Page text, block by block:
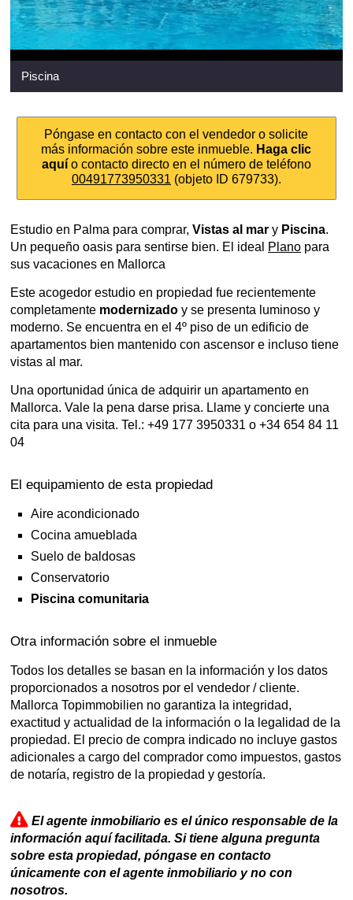
Piscina
Póngase en contacto con el vendedor o solicite
más información sobre este inmueble. Haga clic
aquío contacto directo en el número de teléfono
00491773950331 (objeto ID 679733).
Estudio en Palma para comprar, Vistas al mar y Piscina.
Un pequeño oasis para sentirse bien. El ideal
Plano para
sus vacaciones en Mallorca
Este acogedor estudio en propiedad fue recientemente
completamente modernizado y se presenta luminoso y
moderno. Se encuentra en el 4º piso de un edificio de
apartamentos bien mantenido con ascensor e incluso tiene
vistas al mar.
Una oportunidad única de adquirir un apartamento en
Mallorca. Vale la pena darse prisa. Llame y concierte una
cita para una visita. Tel.: +49 177 3950331 o +34 654 84 11
04
El equipamiento de esta propiedad
Aire acondicionado
Cocina amueblada
Suelo de baldosas
Conservatorio
Piscina comunitaria
Otra información sobre el inmueble
Todos los detalles se basan en la información y los datos
proporcionados a nosotros por el vendedor / cliente.
Mallorca Topimmobilien no garantiza la integridad,
exactitud y actualidad de la información o la legalidad de la
propiedad. El precio de compra indicado no incluye gastos
adicionales a cargo del comprador como impuestos, gastos
de notaría, registro de la propiedad y gestoría.
El agente inmobiliario es el único responsable de la
información aquí facilitada. Si tiene alguna pregunta
sobre esta propiedad, póngase en contacto
únicamente con el agente inmobiliario y no con
nosotros.